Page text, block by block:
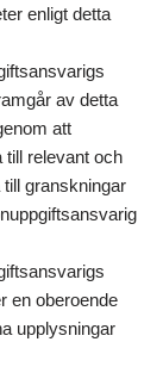
enligt detta
av detta
att
till relevant och
granskningar
en oberoende
upplysningar